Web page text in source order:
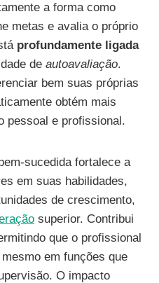
a forma como
metas e avalia o próprio
profundamente ligada
de autoavaliação.
bem suas próprias
obtém mais
pessoal e profissional.
sucedida fortalece a
em suas habilidades,
de crescimento,
superior. Contribui
que o profissional
mesmo em funções que
O impacto